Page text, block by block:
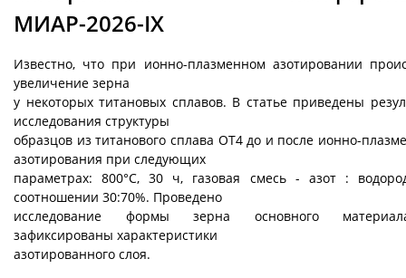
МИАР-2026-IX
Известно, что при ионно-плазменном азотировании
увеличение зерна
у некоторых титановых сплавов. В статье приведены
исследования структуры
образцов из титанового сплава ОТ4 до и после ионно-
азотирования при следующих
параметрах: 800°С, 30 ч, газовая смесь - азот :
соотношении 30:70%. Проведено
исследование формы зерна основного
зафиксированы характеристики
азотированного слоя.